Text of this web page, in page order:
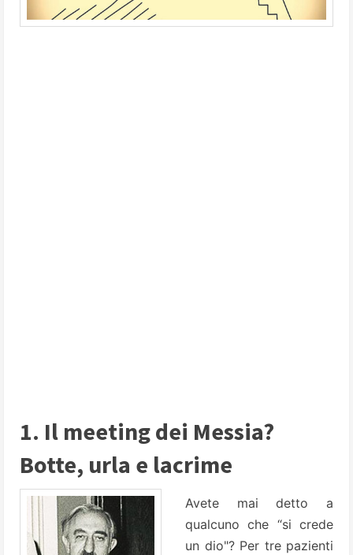
1. Il meeting dei Messia?
Botte, urla e lacrime
Avete mai detto a
qualcuno che “si crede
un dio"? Per tre pazienti